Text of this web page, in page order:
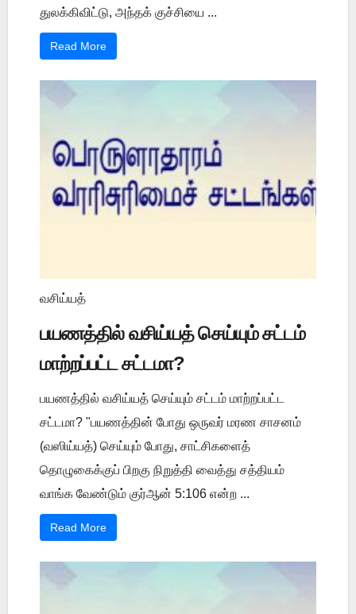
துலக்கிவிட்டு, அந்தக் குச்சியை ...
Read More
வசிய்யத்
பயணத்தில் வசிய்யத் செய்யும் சட்டம்
மாற்றப்பட்ட சட்டமா?
பயணத்தில் வசிய்யத் செய்யும் சட்டம் மாற்றப்பட்ட
சட்டமா? "பயணத்தின் போது ஒருவர் மரண சாசனம்
(வஸிய்யத்) செய்யும் போது, சாட்சிகளைத்
தொழுகைக்குப் பிறகு நிறுத்தி வைத்து சத்தியம்
வாங்க வேண்டும் குர்ஆன் 5:106 என்ற ...
Read More